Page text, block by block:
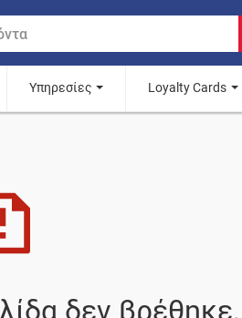
Υπηρεσίες Loyalty Cards
δεν βρέθηκε.